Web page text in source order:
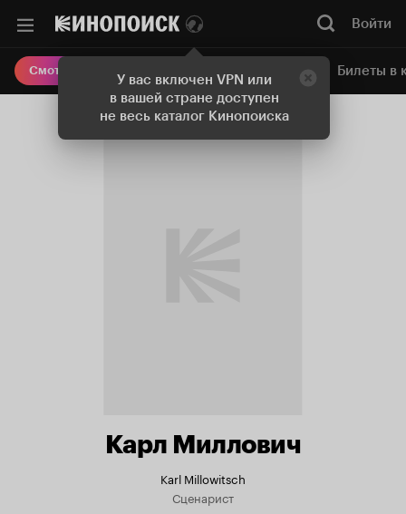
У вас включен VPN или
в вашей стране доступен
не весь каталог Кинопоиска
Войти
Смотреть кино Онлайн-кинотеатр Билеты в
Карл Миллович
Karl Millowitsch
Сценарист